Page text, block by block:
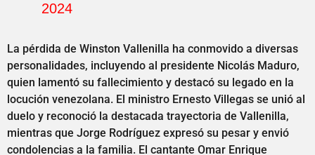
2024
La pérdida de Winston Vallenilla ha conmovido a diversas
personalidades, incluyendo al presidente Nicolás Maduro,
quien lamentó su fallecimiento y destacó su legado en la
locución venezolana. El ministro Ernesto Villegas se unió al
duelo y reconoció la destacada trayectoria de Vallenilla,
mientras que Jorge Rodríguez expresó su pesar y envió
condolencias a la familia. El cantante Omar Enrique